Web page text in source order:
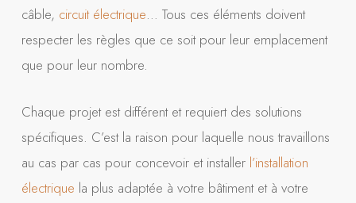
câble, circuit électrique… Tous ces éléments doivent
respecter les règles que ce soit pour leur emplacement
que pour leur nombre.
Chaque projet est différent et requiert des solutions
spécifiques. C’est la raison pour laquelle nous travaillons
au cas par cas pour concevoir et installer l’installation
électrique la plus adaptée à votre bâtiment et à votre